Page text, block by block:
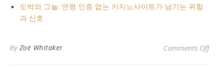
도박의 그늘: 연령 인증 없는 카지노사이트가 남기는 위험
과 신호
By Zoë Whitaker Comments Offon